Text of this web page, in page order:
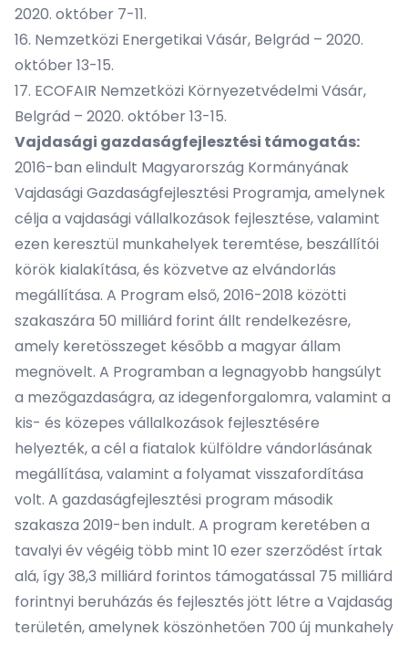
2020. október 7-11.
16. Nemzetközi Energetikai Vásár, Belgrád – 2020.
október 13-15.
17. ECOFAIR Nemzetközi Környezetvédelmi Vásár,
Belgrád – 2020. október 13-15.
Vajdasági gazdaságfejlesztési támogatás:
2016-ban elindult Magyarország Kormányának
Vajdasági Gazdaságfejlesztési Programja, amelynek
célja a vajdasági vállalkozások fejlesztése, valamint
ezen keresztül munkahelyek teremtése, beszállítói
körök kialakítása, és közvetve az elvándorlás
megállítása. A Program első, 2016-2018 közötti
szakaszára 50 milliárd forint állt rendelkezésre,
amely keretösszeget később a magyar állam
megnövelt. A Programban a legnagyobb hangsúlyt
a mezőgazdaságra, az idegenforgalomra, valamint a
kis- és közepes vállalkozások fejlesztésére
helyezték, a cél a fiatalok külföldre vándorlásának
megállítása, valamint a folyamat visszafordítása
volt. A gazdaságfejlesztési program második
szakasza 2019-ben indult. A program keretében a
tavalyi év végéig több mint 10 ezer szerződést írtak
alá, így 38,3 milliárd forintos támogatással 75 milliárd
forintnyi beruházás és fejlesztés jött létre a Vajdaság
területén, amelynek köszönhetően 700 új munkahely